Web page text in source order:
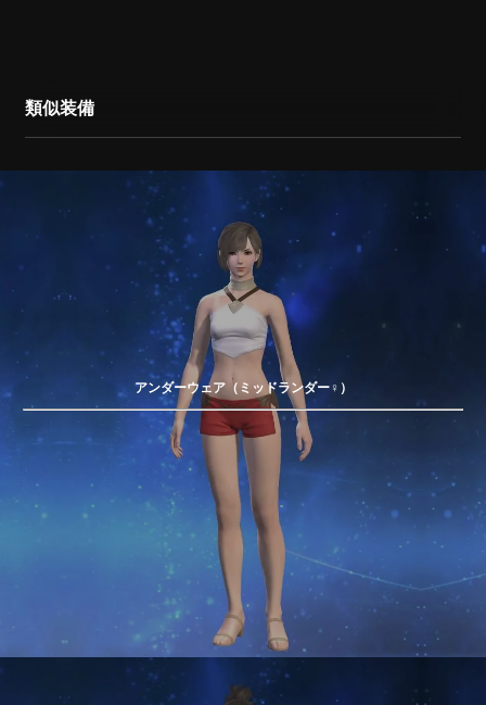
類似装備
アンダーウェア（ミッドランダー♀）